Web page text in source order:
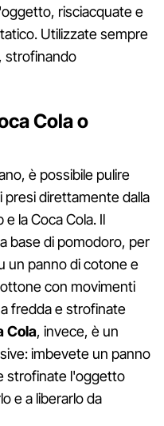
risciacquate e
Utilizzate sempre
strofinando
Cola o
è possibile pulire
direttamente dalla
la Coca Cola. Il
base di pomodoro, per
un panno di cotone e
con movimenti
fredda e strofinate
Cola, invece, è un
imbevete un panno
strofinate l'oggetto
e a liberarlo da